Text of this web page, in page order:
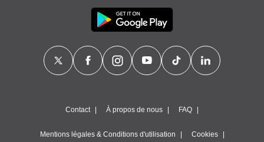
Contact À propos de nous FAQ
Mentions légales & Conditions d'utilisation Cookies